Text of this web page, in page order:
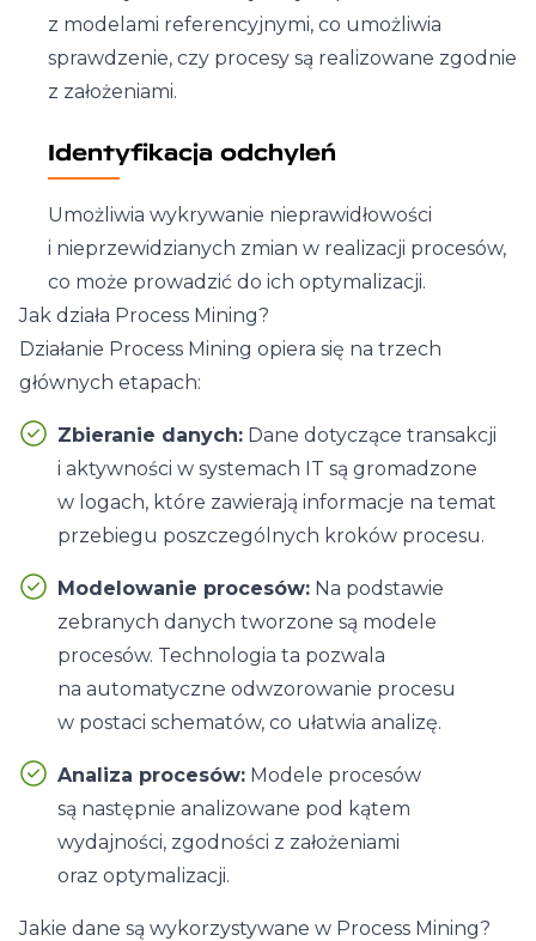
z modelami referencyjnymi, co umożliwia
sprawdzenie, czy procesy są realizowane zgodnie
z założeniami.
Identyfikacja odchyleń
Umożliwia wykrywanie nieprawidłowości
i nieprzewidzianych zmian w realizacji procesów,
co może prowadzić do ich optymalizacji.
Jak działa Process Mining?
Działanie Process Mining opiera się na trzech
głównych etapach:
Zbieranie danych: Dane dotyczące transakcji
i aktywności w systemach IT są gromadzone
w logach, które zawierają informacje na temat
przebiegu poszczególnych kroków procesu.
Modelowanie procesów: Na podstawie
zebranych danych tworzone są modele
procesów. Technologia ta pozwala
na automatyczne odwzorowanie procesu
w postaci schematów, co ułatwia analizę.
Analiza procesów: Modele procesów
są następnie analizowane pod kątem
wydajności, zgodności z założeniami
oraz optymalizacji.
Jakie dane są wykorzystywane w Process Mining?